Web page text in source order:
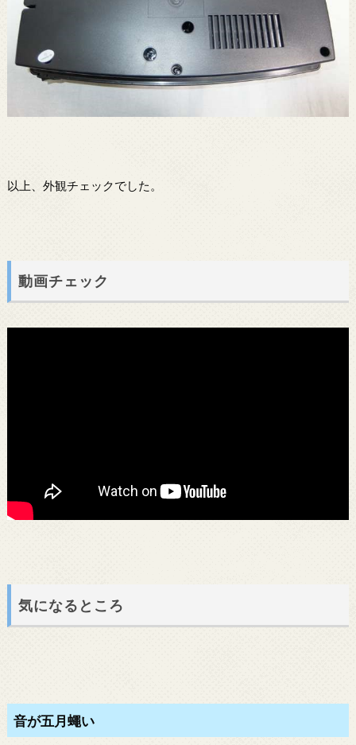
以上、外観チェックでした。
動画チェック
気になるところ
音が五月蠅い